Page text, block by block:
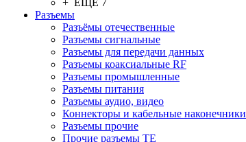
+ ЕЩЕ 7
Разъeмы
Разъёмы отечественные
Разъeмы сигнальные
Разъeмы для передачи данных
Разъeмы коаксиальные RF
Разъeмы промышленные
Разъeмы питания
Разъeмы аудио, видео
Коннекторы и кабельные наконечники
Разъeмы прочие
Прочие разъемы TE